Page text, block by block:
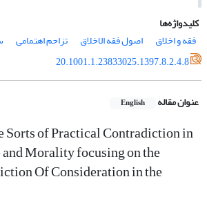
کلیدواژه‌ها
فقه و اخلاق
اصول فقه الاخلاق تزاحم اهتمامی
20.1001.1.23833025.1397.8.2.4.8
عنوان مقاله English
Sorts of Practical Contradiction in
Morality focusing on the
Of Consideration in the